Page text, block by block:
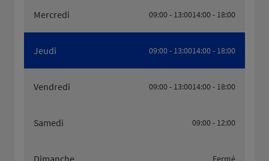
Mercredi 09:00 - 13:0014:00 - 18:00
Jeudi 09:00 - 13:0014:00 - 18:00
Vendredi 09:00 - 13:0014:00 - 18:00
Samedi 09:00 - 12:00
Dimanche Fermé